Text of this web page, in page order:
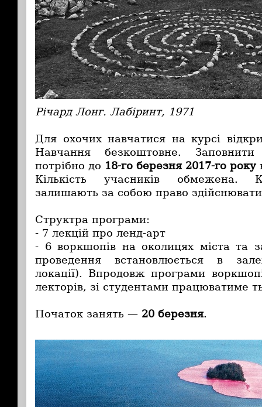
Річард Лонг. Лабіринт, 1971
Для охочих навчатися на курсі
Навчання безкоштовне.
потрібно до 18-го березня 2017-го року
Кількість учасників обмежена.
залишають за собою право здійснювати
Структра програми:
- 7 лекцій про ленд-арт
- 6 воркшопів на околицях міста та
проведення встановлюється в
локації). Впродовж програми
лекторів, зі студентами працюватиме
Початок занять — 20 березня.